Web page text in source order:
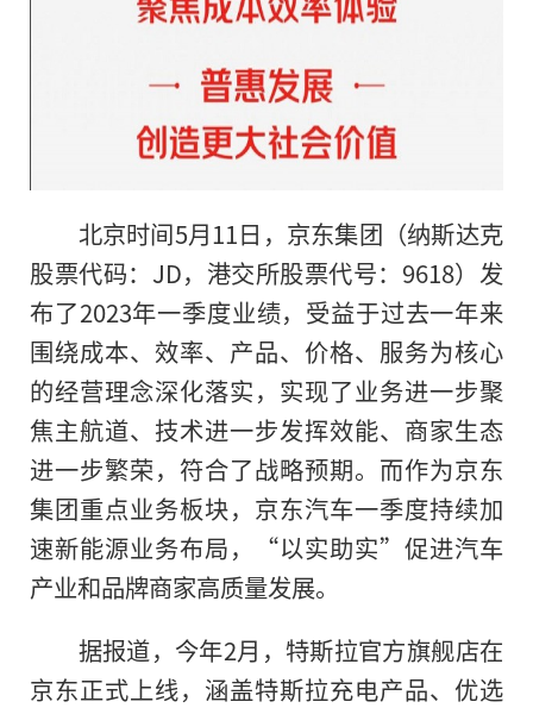
北京时间5月11日，京东集团（纳斯达克
股票代码：JD，港交所股票代号：9618）发
布了2023年一季度业绩，受益于过去一年来
围绕成本、效率、产品、价格、服务为核心
的经营理念深化落实，实现了业务进一步聚
焦主航道、技术进一步发挥效能、商家生态
进一步繁荣，符合了战略预期。而作为京东
集团重点业务板块，京东汽车一季度持续加
速新能源业务布局，“以实助实”促进汽车
产业和品牌商家高质量发展。
据报道，今年2月，特斯拉官方旗舰店在
京东正式上线，涵盖特斯拉充电产品、优选